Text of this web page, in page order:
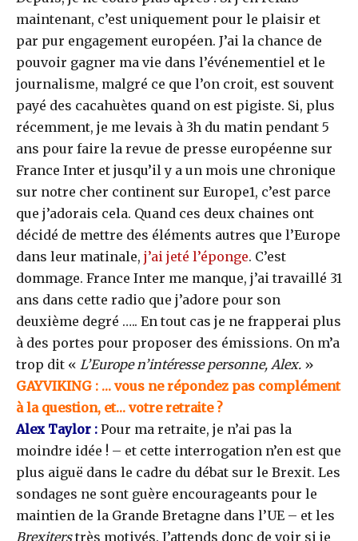
maintenant, c’est uniquement pour le plaisir et
par pur engagement européen. J’ai la chance de
pouvoir gagner ma vie dans l’événementiel et le
journalisme, malgré ce que l’on croit, est souvent
payé des cacahuètes quand on est pigiste. Si, plus
récemment, je me levais à 3h du matin pendant 5
ans pour faire la revue de presse européenne sur
France Inter et jusqu’il y a un mois une chronique
sur notre cher continent sur Europe1, c’est parce
que j’adorais cela. Quand ces deux chaines ont
décidé de mettre des éléments autres que l’Europe
dans leur matinale, j’ai jeté l’éponge. C’est
dommage. France Inter me manque, j’ai travaillé 31
ans dans cette radio que j’adore pour son
deuxième degré ….. En tout cas je ne frapperai plus
à des portes pour proposer des émissions. On m’a
trop dit « L’Europe n’intéresse personne, Alex. »
GAYVIKING : … vous ne répondez pas complément
à la question, et… votre retraite ?
Alex Taylor : Pour ma retraite, je n’ai pas la
moindre idée ! – et cette interrogation n’en est que
plus aiguë dans le cadre du débat sur le Brexit. Les
sondages ne sont guère encourageants pour le
maintien de la Grande Bretagne dans l’UE – et les
Brexiterstrès motivés. J’attends donc de voir si je